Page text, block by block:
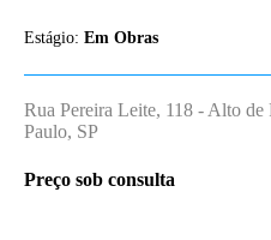
Estágio: Em Obras
Rua Pereira Leite, 118 - Alto de
Paulo, SP
Preço sob consulta